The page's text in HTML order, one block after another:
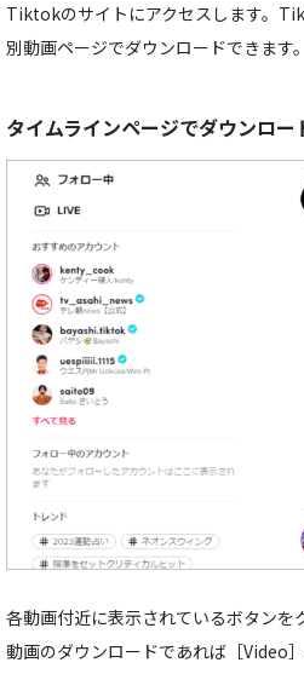
Tiktokのサイトにアクセスします。
別動画ページでダウンロードできます。
タイムラインページでダウンロー
各動画付近に表示されているボタン
動画のダウンロードであれば［Video